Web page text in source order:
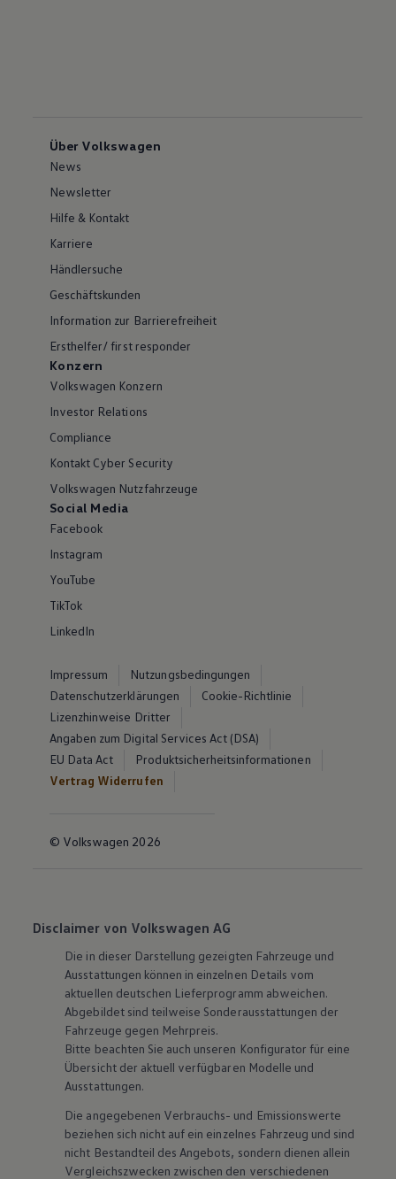
Über Volkswagen
News
Newsletter
Hilfe & Kontakt
Karriere
Händlersuche
Geschäftskunden
Information zur Barrierefreiheit
Ersthelfer/ first responder
Konzern
Volkswagen Konzern
Investor Relations
Compliance
Kontakt Cyber Security
Volkswagen Nutzfahrzeuge
Social Media
Facebook
Instagram
YouTube
TikTok
LinkedIn
Impressum
Nutzungsbedingungen
Datenschutzerklärungen
Cookie-Richtlinie
Lizenzhinweise Dritter
Angaben zum Digital Services Act (DSA)
EU Data Act
Produktsicherheitsinformationen
Vertrag Widerrufen
© Volkswagen 2026
Disclaimer von Volkswagen AG
Die in dieser Darstellung gezeigten Fahrzeuge und
Ausstattungen können in einzelnen Details vom
aktuellen deutschen Lieferprogramm abweichen.
Abgebildet sind teilweise Sonderausstattungen der
Fahrzeuge gegen Mehrpreis.
Bitte beachten Sie auch unseren Konfigurator für eine
Übersicht der aktuell verfügbaren Modelle und
Ausstattungen.
Die angegebenen Verbrauchs- und Emissionswerte
beziehen sich nicht auf ein einzelnes Fahrzeug und sind
nicht Bestandteil des Angebots, sondern dienen allein
Vergleichszwecken zwischen den verschiedenen